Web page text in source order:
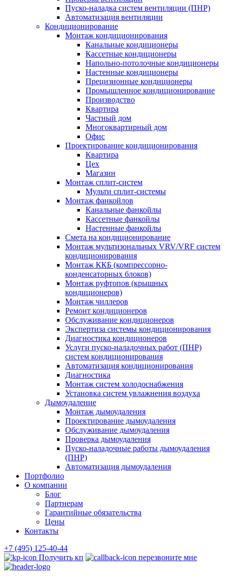
Пуско-наладка систем вентиляции (ПНР)
Автоматизация вентиляции
Кондиционирование
Монтаж кондиционирования
Канальные кондиционеры
Кассетные кондиционеры
Напольно-потолочные кондиционеры
Настенные кондиционеры
Прецизионные кондиционеры
Промышленное кондиционирование
Производство
Квартира
Частный дом
Многоквартирный дом
Офис
Проектирование кондиционирования
Квартира
Цех
Магазин
Монтаж сплит-систем
Мульти сплит-системы
Монтаж фанкойлов
Канальные фанкойлы
Кассетные фанкойлы
Настенные фанкойлы
Смета на кондиционирование
Монтаж мультизональных VRV/VRF систем
кондиционирования
Монтаж ККБ (компрессорно-
конденсаторных блоков)
Монтаж руфтопов (крышных
кондиционеров)
Монтаж чиллеров
Ремонт кондиционеров
Обслуживание кондиционеров
Экспертиза системы кондиционирования
Диагностика кондиционеров
Услуги пуско-наладочных работ (ПНР)
систем кондиционирования
Автоматизация кондиционирования
Диагностика
Монтаж систем холодоснабжения
Установка систем увлажнения воздуха
Дымоудаление
Монтаж дымоудаления
Проектирование дымоудаления
Обслуживание дымоудаления
Проверка дымоудаления
Пуско-наладочные работы дымоудаления
(ПНР)
Автоматизация дымоудаления
Портфолио
О компании
Блог
Партнерам
Гарантийные обязательства
Цены
Контакты
+7 (495) 125-40-44
Получить кп
перезвоните мне